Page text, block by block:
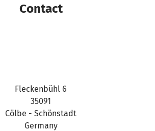
Contact
Fleckenbühl 6
35091
Cölbe - Schönstadt
Germany